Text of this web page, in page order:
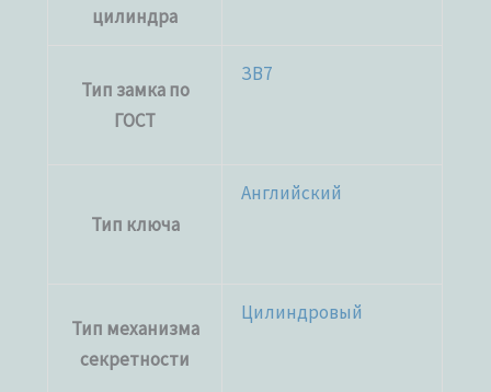
цилиндра
Тип замка по
ГОСТ
ЗВ7
Тип ключа
Английский
Тип механизма
секретности
Цилиндровый